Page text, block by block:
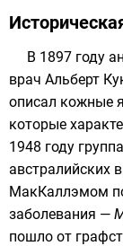
В 1897 году
врач Альберт
описал кожные
которые
1948 году группа
австралийских
МакКаллэмом
заболевания —
пошло от